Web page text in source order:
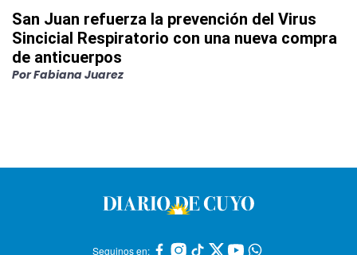
San Juan refuerza la prevención del Virus
Sincicial Respiratorio con una nueva compra
de anticuerpos
PorFabiana Juarez
Seguinos en: